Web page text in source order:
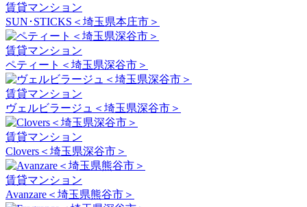
賃貸マンション
SUN･STICKS＜埼玉県本庄市＞
賃貸マンション
ペティート＜埼玉県深谷市＞
賃貸マンション
ヴェルビラージュ＜埼玉県深谷市＞
賃貸マンション
Clovers＜埼玉県深谷市＞
賃貸マンション
Avanzare＜埼玉県熊谷市＞